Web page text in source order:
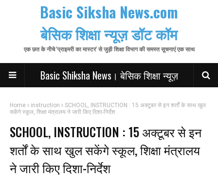
Basic Siksha News.com
बेसिक शिक्षा न्यूज़ डॉट कॉम
एक छत के नीचे 'प्राइमरी का मास्टर' से जुड़ी शिक्षा विभाग की समस्त सूचनाएं एक साथ
Basic Shiksha News। बेसिक शिक्षा न्यूज़
Home instruction
SCHOOL, INSTRUCTION : 15 अक्‍टूबर से इन शर्तों के साथ खुल
सकेंगे स्‍कूल, शिक्षा मंत्रालय ने जारी किए दिशा-निर्देश
SCHOOL, INSTRUCTION : 15 अक्‍टूबर से इन
शर्तों के साथ खुल सकेंगे स्‍कूल, शिक्षा मंत्रालय
ने जारी किए दिशा-निर्देश